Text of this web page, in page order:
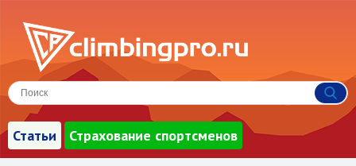
Статьи Страхование спортсменов